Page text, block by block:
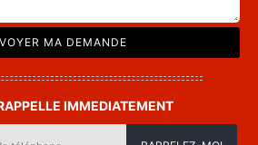
IMMEDIATEMENT